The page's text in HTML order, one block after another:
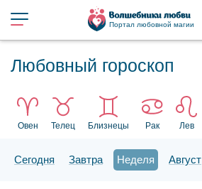
Портал любовной магии
Любовный гороскоп
Овен Телец Близнецы Рак Лев
Сегодня Завтра Неделя Август